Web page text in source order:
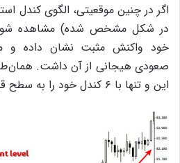
در شکل مشخص شده) مشاهده
خود واکنش مثبت نشان داده و
صعودی هیجانی از آن داشت.
این و تنها با ۶ کندل خود را به سطح قیمتی بعدی رسانده است.